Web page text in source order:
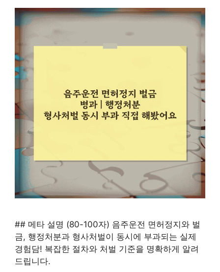
## 메타 설명 (80-100자) 음주운전 면허정지와 벌
금, 행정처분과 형사처벌이 동시에 부과되는 실제
경험담! 복잡한 절차와 처벌 기준을 명확하게 알려
드립니다.